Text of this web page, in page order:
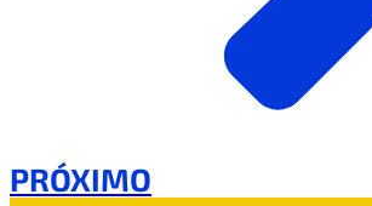
PRÓXIMO